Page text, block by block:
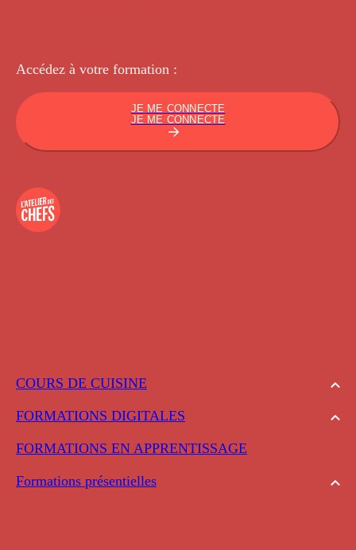
COURS DE CUISINE
FORMATIONS DIGITALES
FORMATIONS EN APPRENTISSAGE
Formations présentielles
Accédez à votre formation :
JE ME CONNECTE
JE ME CONNECTE